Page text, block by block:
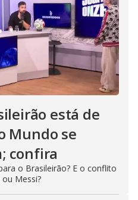
está de
Mundo se
confira
o Brasileirão? E o conflito
Messi?